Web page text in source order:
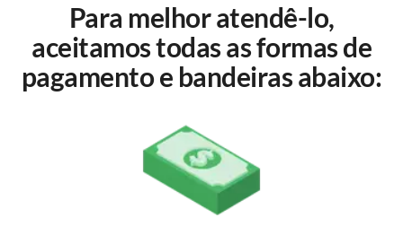
Para melhor atendê-lo,
aceitamos todas as formas de
pagamento e bandeiras abaixo: